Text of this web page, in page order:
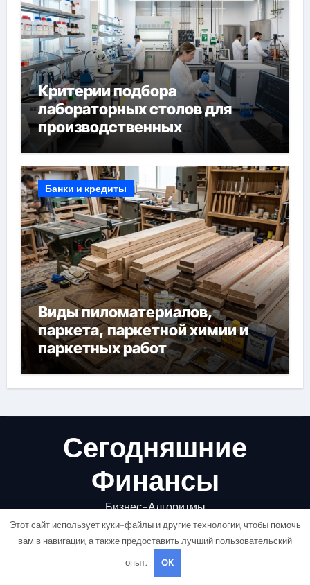
Критерии подбора
лабораторных столов для
производственных
лабораторий
Банки и кредиты
Виды пиломатериалов,
паркета, паркетной химии и
паркетных работ
Сегодняшние
Финансы
Бизнес-Алгоритмы
Этот сайт использует куки-файлы и другие технологии, чтобы помочь
вам в навигации, а также предоставить лучший пользовательский
опыт.
OK